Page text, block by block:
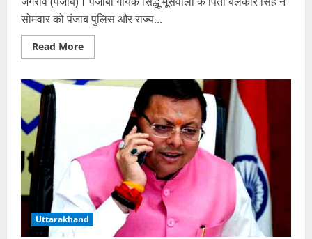
सोमवार को पंजाब पुलिस और राज्य...
Read MoreRead
more
के
कार्यप्रणाली
से
निराश,
बेटे
को
खोने
का
दर्द
दूसरा
नहीं
Uttarakhand